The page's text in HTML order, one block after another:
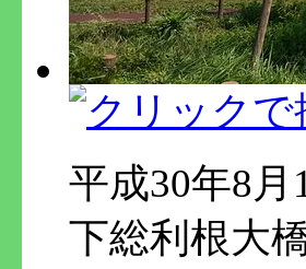
平成30年8月
下総利根大